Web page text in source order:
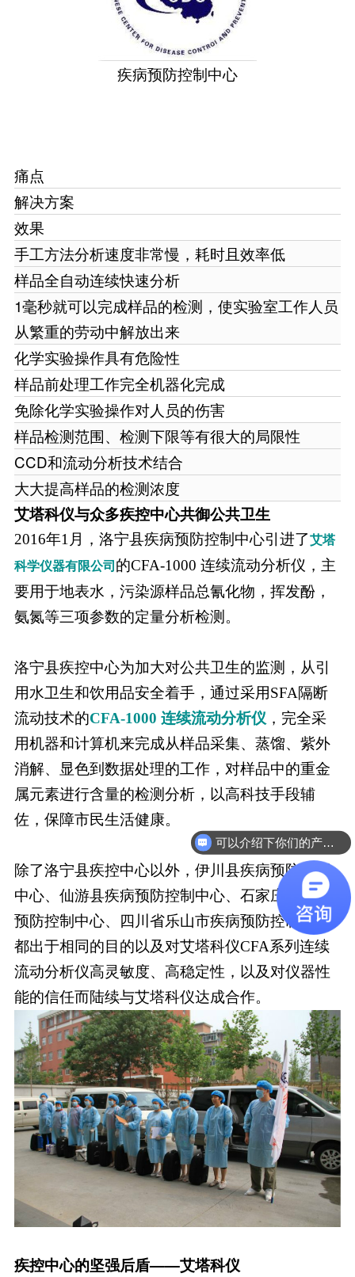
疾病预防控制中心
痛点
解决方案
效果
手工方法分析速度非常慢，耗时且效率低
样品全自动连续快速分析
1毫秒就可以完成样品的检测，使实验室工作人员
从繁重的劳动中解放出来
化学实验操作具有危险性
样品前处理工作完全机器化完成
免除化学实验操作对人员的伤害
样品检测范围、检测下限等有很大的局限性
CCD和流动分析技术结合
大大提高样品的检测浓度
艾塔科仪与众多疾控中心共御公共卫生
2016年1月，洛宁县疾病预防控制中心引进了艾塔
科学仪器有限公司 的CFA-1000 连续流动分析仪，主
要用于地表水，污染源样品总氰化物，挥发酚，
氨氮等三项参数的定量分析检测。
洛宁县疾控中心为加大对公共卫生的监测，从引
用水卫生和饮用品安全着手，通过采用SFA隔断
流动技术的CFA-1000 连续流动分析仪 ，完全采
用机器和计算机来完成从样品采集、蒸馏、紫外
消解、显色到数据处理的工作，对样品中的重金
属元素进行含量的检测分析，以高科技手段辅
佐，保障市民生活健康。
除了洛宁县疾控中心以外，伊川县疾病预防控制
中心、仙游县疾病预防控制中心、石家庄市疾病
预防控制中心、四川省乐山市疾病预防控制中心
都出于相同的目的以及对艾塔科仪CFA系列连续
流动分析仪高灵敏度、高稳定性，以及对仪器性
能的信任而陆续与艾塔科仪达成合作。
疾控中心的坚强后盾——艾塔科仪
可以介绍下你们的产品么